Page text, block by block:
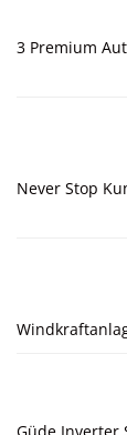
3 Premium
Never Stop